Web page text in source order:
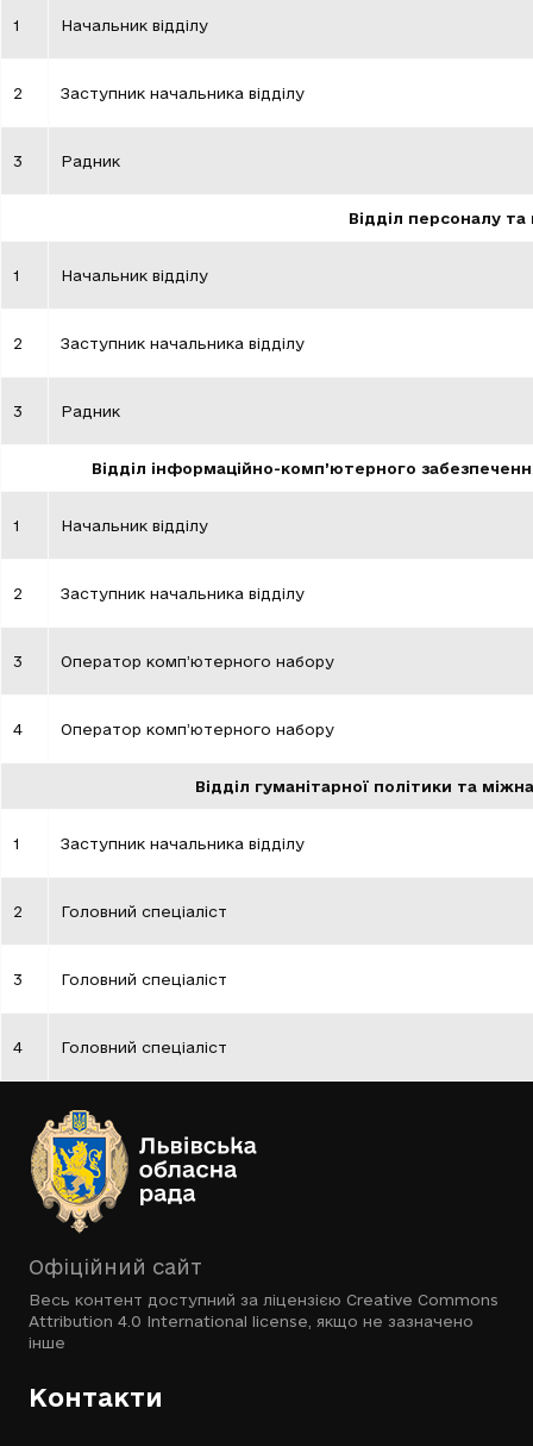
1 Начальник відділу
2 Заступник начальника відділу
3 Радник
Відділ персоналу та
1 Начальник відділу
2 Заступник начальника відділу
3 Радник
Відділ інформаційно-комп’ютерного
1 Начальник відділу
2 Заступник начальника відділу
3 Оператор комп’ютерного набору
4 Оператор комп’ютерного набору
Відділ гуманітарної політики та
1 Заступник начальника відділу
2 Головний спеціаліст
3 Головний спеціаліст
4 Головний спеціаліст
Офіційний сайт
Весь контент доступний за ліцензією Creative Commons
Attribution 4.0 International license , якщо не зазначено
інше
Контакти